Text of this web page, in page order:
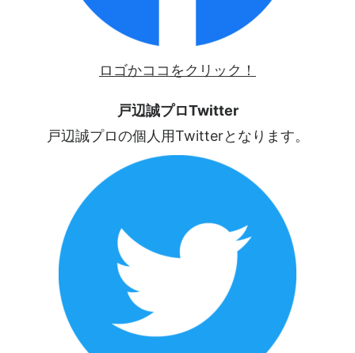
ロゴかココをクリック！
戸辺誠プロTwitter
戸辺誠プロの個人用Twitterとなります。